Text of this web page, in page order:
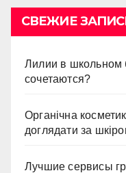
СВЕЖИЕ
Лилии в школьном
сочетаются?
Органічна
доглядати за
Лучшие сервисы